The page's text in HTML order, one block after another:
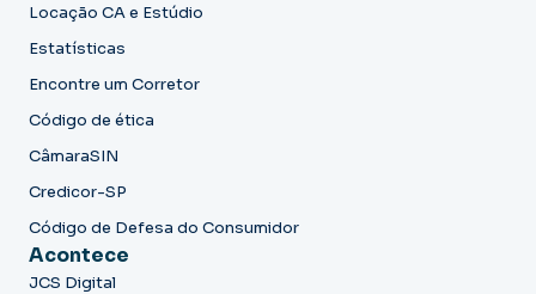
Locação CA e Estúdio
Estatísticas
Encontre um Corretor
Código de ética
CâmaraSIN
Credicor-SP
Código de Defesa do Consumidor
Acontece
JCS Digital